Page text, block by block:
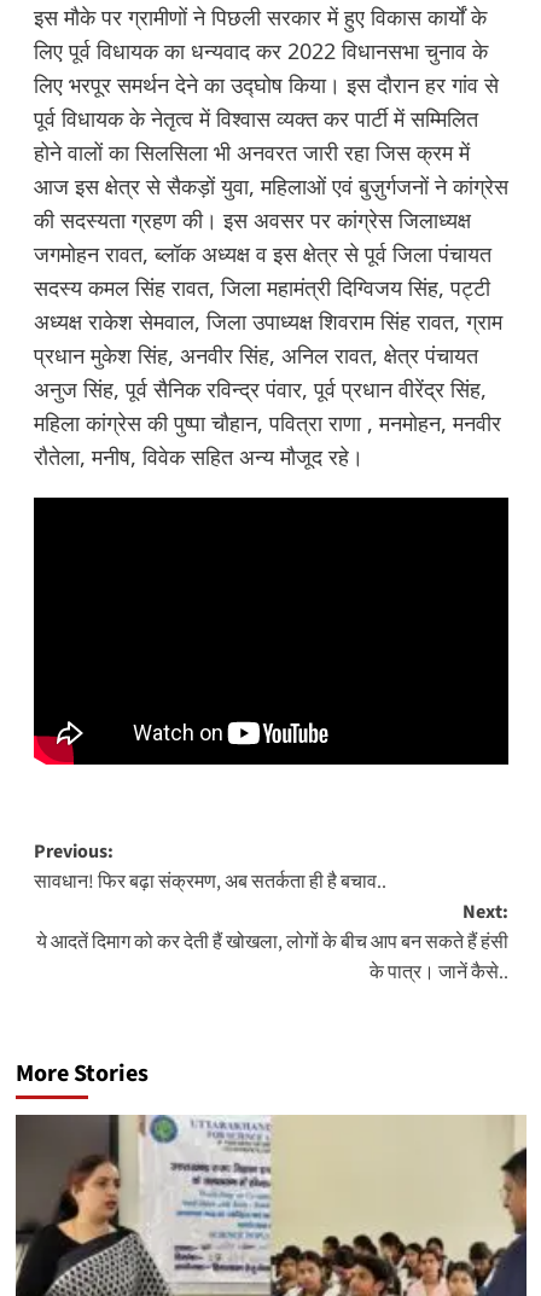
इस मौके पर ग्रामीणों ने पिछली सरकार में हुए विकास कार्यों के
लिए पूर्व विधायक का धन्यवाद कर 2022 विधानसभा चुनाव के
लिए भरपूर समर्थन देने का उद्घोष किया। इस दौरान हर गांव से
पूर्व विधायक के नेतृत्व में विश्वास व्यक्त कर पार्टी में सम्मिलित
होने वालों का सिलसिला भी अनवरत जारी रहा जिस क्रम में
आज इस क्षेत्र से सैकड़ों युवा, महिलाओं एवं बुज़ुर्गजनों ने कांग्रेस
की सदस्यता ग्रहण की। इस अवसर पर कांग्रेस जिलाध्यक्ष
जगमोहन रावत, ब्लॉक अध्यक्ष व इस क्षेत्र से पूर्व जिला पंचायत
सदस्य कमल सिंह रावत, जिला महामंत्री दिग्विजय सिंह, पट्टी
अध्यक्ष राकेश सेमवाल, जिला उपाध्यक्ष शिवराम सिंह रावत, ग्राम
प्रधान मुकेश सिंह, अनवीर सिंह, अनिल रावत, क्षेत्र पंचायत
अनुज सिंह, पूर्व सैनिक रविन्द्र पंवार, पूर्व प्रधान वीरेंद्र सिंह,
महिला कांग्रेस की पुष्पा चौहान, पवित्रा राणा , मनमोहन, मनवीर
रौतेला, मनीष, विवेक सहित अन्य मौजूद रहे।
Post
navigation
Previous:
सावधान! फिर बढ़ा संक्रमण, अब सतर्कता ही है बचाव..
Next:
ये आदतें दिमाग को कर देती हैं खोखला, लोगों के बीच आप बन सकते हैं हंसी
के पात्र। जानें कैसे..
More Stories